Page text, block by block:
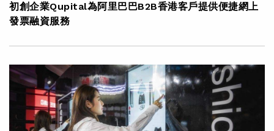
初創企業Qupital為阿里巴巴B2B香港客戶提供便捷網上
發票融資服務